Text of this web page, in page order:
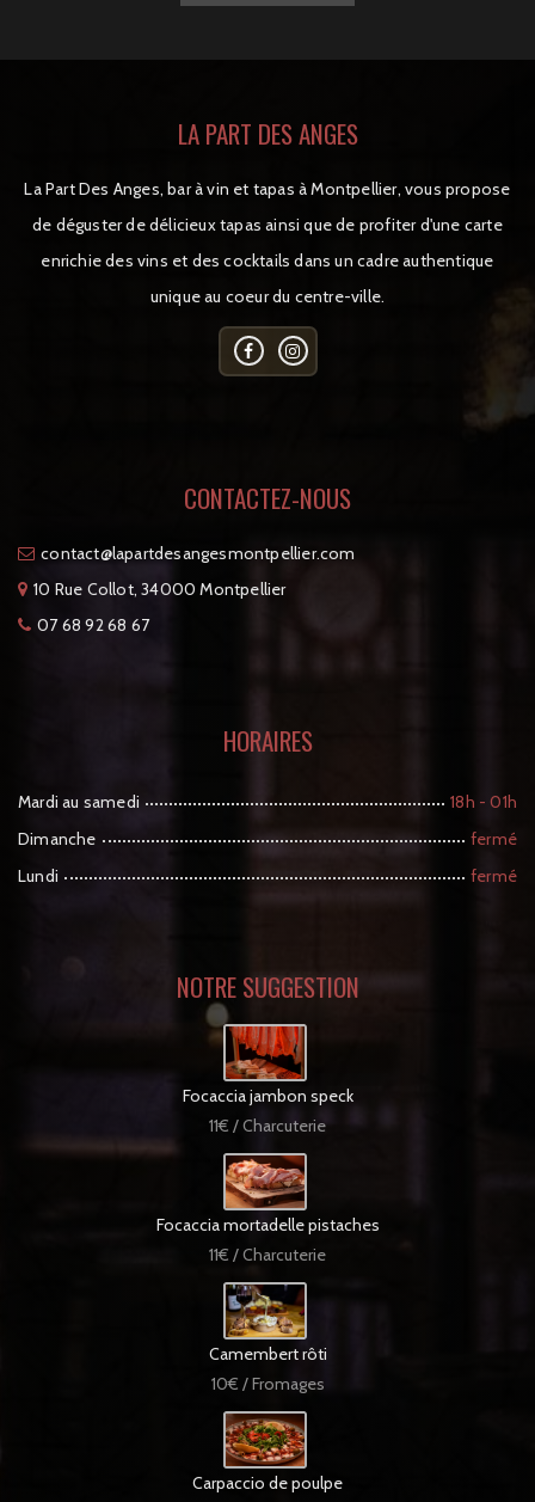
LA PART DES ANGES
La Part Des Anges, bar à vin et tapas à Montpellier, vous propose
de déguster de délicieux tapas ainsi que de profiter d'une carte
enrichie des vins et des cocktails dans un cadre authentique
unique au coeur du centre-ville.
CONTACTEZ-NOUS
moc.reilleptnomsegnasedtrapal@
tcatnoc
10 Rue Collot, 34000 Montpellier
07 68 92 68 67
HORAIRES
Mardi au samedi
18h - 01h
Dimanche
fermé
Lundi
fermé
NOTRE SUGGESTION
Focaccia jambon speck
11€ / Charcuterie
Focaccia mortadelle pistaches
11€ / Charcuterie
Camembert rôti
10€ / Fromages
Carpaccio de poulpe